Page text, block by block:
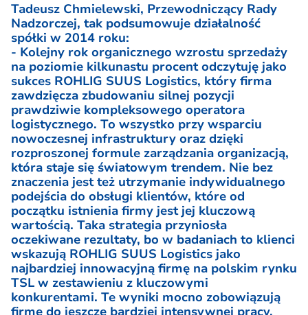
Tadeusz Chmielewski, Przewodniczący Rady
Nadzorczej, tak podsumowuje działalność
spółki w 2014 roku:
- Kolejny rok organicznego wzrostu sprzedaży
na poziomie kilkunastu procent odczytuję jako
sukces ROHLIG SUUS Logistics, który firma
zawdzięcza zbudowaniu silnej pozycji
prawdziwie kompleksowego operatora
logistycznego. To wszystko przy wsparciu
nowoczesnej infrastruktury oraz dzięki
rozproszonej formule zarządzania organizacją,
która staje się światowym trendem. Nie bez
znaczenia jest też utrzymanie indywidualnego
podejścia do obsługi klientów, które od
początku istnienia firmy jest jej kluczową
wartością. Taka strategia przyniosła
oczekiwane rezultaty, bo w badaniach to klienci
wskazują ROHLIG SUUS Logistics jako
najbardziej innowacyjną firmę na polskim rynku
TSL w zestawieniu z kluczowymi
konkurentami. Te wyniki mocno zobowiązują
firmę do jeszcze bardziej intensywnej pracy.